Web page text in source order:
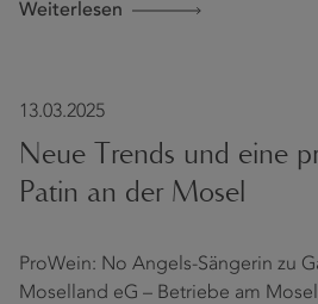
Weiterlesen
13.03.2025
Neue Trends und eine
Patin an der Mosel
ProWein: No Angels-Sängerin zu
Moselland eG – Betriebe am